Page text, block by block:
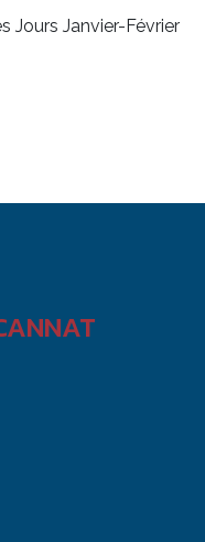
Jours Janvier-Février